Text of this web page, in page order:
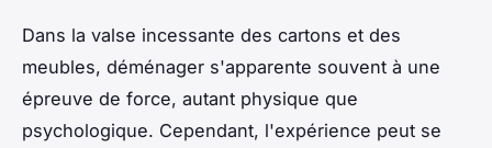
Dans la valse incessante des cartons et des
meubles, déménager s'apparente souvent à une
épreuve de force, autant physique que
psychologique. Cependant, l'expérience peut se